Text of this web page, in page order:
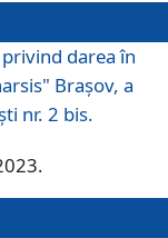
darea în
Brașov, a
nr. 2 bis.